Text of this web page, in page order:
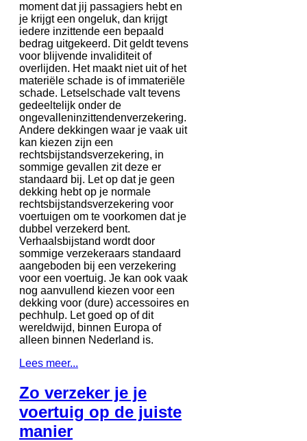
moment dat jij passagiers hebt en
je krijgt een ongeluk, dan krijgt
iedere inzittende een bepaald
bedrag uitgekeerd. Dit geldt tevens
voor blijvende invaliditeit of
overlijden. Het maakt niet uit of het
materiële schade is of immateriële
schade. Letselschade valt tevens
gedeeltelijk onder de
ongevalleninzittendenverzekering.
Andere dekkingen waar je vaak uit
kan kiezen zijn een
rechtsbijstandsverzekering, in
sommige gevallen zit deze er
standaard bij. Let op dat je geen
dekking hebt op je normale
rechtsbijstandsverzekering voor
voertuigen om te voorkomen dat je
dubbel verzekerd bent.
Verhaalsbijstand wordt door
sommige verzekeraars standaard
aangeboden bij een verzekering
voor een voertuig. Je kan ook vaak
nog aanvullend kiezen voor een
dekking voor (dure) accessoires en
pechhulp. Let goed op of dit
wereldwijd, binnen Europa of
alleen binnen Nederland is.
Lees meer...
Zo verzeker je je
voertuig op de juiste
manier